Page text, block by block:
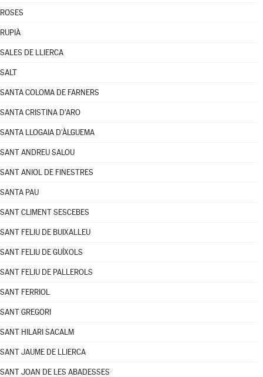
ROSES
RUPIÀ
SALES DE LLIERCA
SALT
SANTA COLOMA DE FARNERS
SANTA CRISTINA D'ARO
SANTA LLOGAIA D'ÀLGUEMA
SANT ANDREU SALOU
SANT ANIOL DE FINESTRES
SANTA PAU
SANT CLIMENT SESCEBES
SANT FELIU DE BUIXALLEU
SANT FELIU DE GUÍXOLS
SANT FELIU DE PALLEROLS
SANT FERRIOL
SANT GREGORI
SANT HILARI SACALM
SANT JAUME DE LLIERCA
SANT JOAN DE LES ABADESSES